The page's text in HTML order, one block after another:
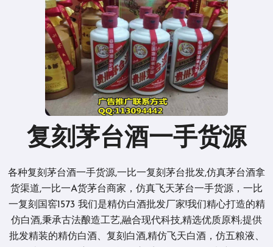
复刻茅台酒一手货源
各种复刻茅台酒一手货源,一比一复刻茅台批发,仿真茅台酒拿
货渠道,一比一A货茅台商家，仿真飞天茅台一手货源，一比
一复刻国窖1573 我们是精仿白酒批发厂家!我们精心打造的精
仿白酒,秉承古法酿造工艺,融合现代科技,精选优质原料;提供
批发精装的精仿白酒、复刻白酒,精仿飞天白酒，仿五粮液、